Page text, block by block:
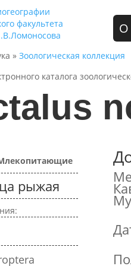
О
»Зоологическая коллекция
каталога
рыжая